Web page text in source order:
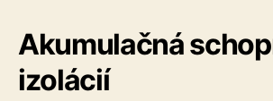
Akumulačná
izolácií